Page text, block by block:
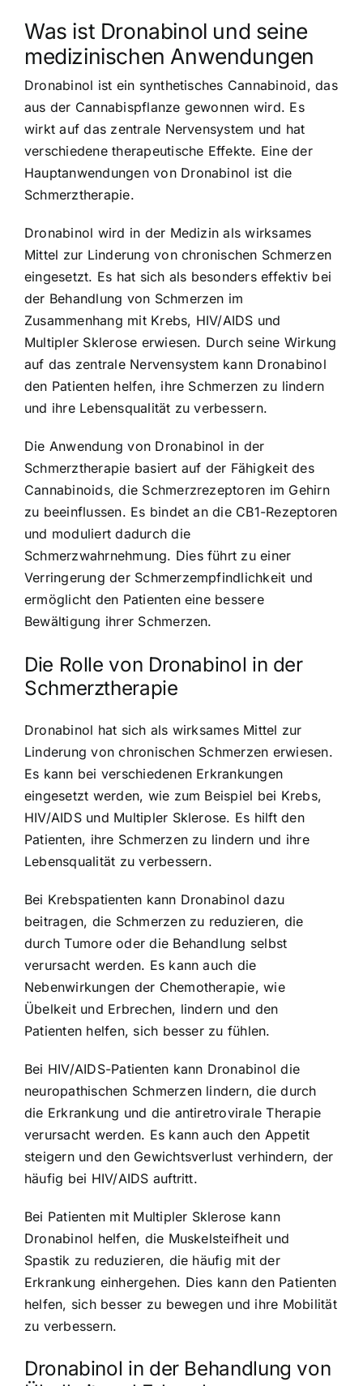
Was ist Dronabinol und seine
medizinischen Anwendungen
Dronabinol ist ein synthetisches Cannabinoid, das
aus der Cannabispflanze gewonnen wird. Es
wirkt auf das zentrale Nervensystem und hat
verschiedene therapeutische Effekte. Eine der
Hauptanwendungen von Dronabinol ist die
Schmerztherapie.
Dronabinol wird in der Medizin als wirksames
Mittel zur Linderung von chronischen Schmerzen
eingesetzt. Es hat sich als besonders effektiv bei
der Behandlung von Schmerzen im
Zusammenhang mit Krebs, HIV/AIDS und
Multipler Sklerose erwiesen. Durch seine Wirkung
auf das zentrale Nervensystem kann Dronabinol
den Patienten helfen, ihre Schmerzen zu lindern
und ihre Lebensqualität zu verbessern.
Die Anwendung von Dronabinol in der
Schmerztherapie basiert auf der Fähigkeit des
Cannabinoids, die Schmerzrezeptoren im Gehirn
zu beeinflussen. Es bindet an die CB1-Rezeptoren
und moduliert dadurch die
Schmerzwahrnehmung. Dies führt zu einer
Verringerung der Schmerzempfindlichkeit und
ermöglicht den Patienten eine bessere
Bewältigung ihrer Schmerzen.
Die Rolle von Dronabinol in der
Schmerztherapie
Dronabinol hat sich als wirksames Mittel zur
Linderung von chronischen Schmerzen erwiesen.
Es kann bei verschiedenen Erkrankungen
eingesetzt werden, wie zum Beispiel bei Krebs,
HIV/AIDS und Multipler Sklerose. Es hilft den
Patienten, ihre Schmerzen zu lindern und ihre
Lebensqualität zu verbessern.
Bei Krebspatienten kann Dronabinol dazu
beitragen, die Schmerzen zu reduzieren, die
durch Tumore oder die Behandlung selbst
verursacht werden. Es kann auch die
Nebenwirkungen der Chemotherapie, wie
Übelkeit und Erbrechen, lindern und den
Patienten helfen, sich besser zu fühlen.
Bei HIV/AIDS-Patienten kann Dronabinol die
neuropathischen Schmerzen lindern, die durch
die Erkrankung und die antiretrovirale Therapie
verursacht werden. Es kann auch den Appetit
steigern und den Gewichtsverlust verhindern, der
häufig bei HIV/AIDS auftritt.
Bei Patienten mit Multipler Sklerose kann
Dronabinol helfen, die Muskelsteifheit und
Spastik zu reduzieren, die häufig mit der
Erkrankung einhergehen. Dies kann den Patienten
helfen, sich besser zu bewegen und ihre Mobilität
zu verbessern.
Dronabinol in der Behandlung von